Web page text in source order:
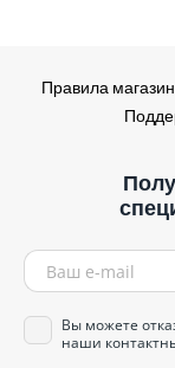
Правила
Вы можете
наши